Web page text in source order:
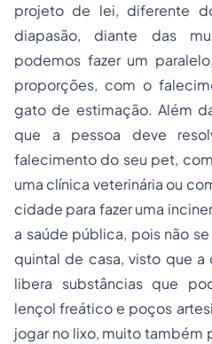
projeto de lei, diferente
diapasão, diante das
podemos fazer um
proporções, com o
gato de estimação. Além
que a pessoa deve
falecimento do seu pet,
uma clínica veterinária ou
cidade para fazer uma
a saúde pública, pois não
quintal de casa, visto que
libera substâncias que
lençol freático e poços
jogar no lixo, muito também